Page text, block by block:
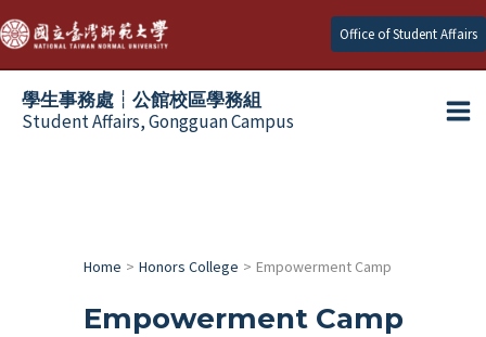
Skip
to
content
Office of Student Affairs
學生事務處┆公館校區學務組
Student Affairs, Gongguan Campus
Home Honors College Empowerment Camp
Empowerment Camp